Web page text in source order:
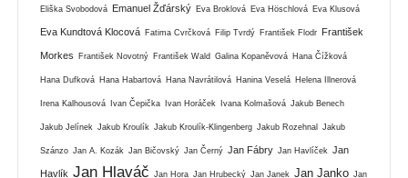
Eliška Svobodová Emanuel Žďárský Eva Broklová Eva Höschlová Eva Klusová
Eva Kundtová Klocová Fatima Cvrčková Filip Tvrdý František Flodr František
Morkes František Novotný František Wald Galina Kopaněvová Hana Čížková
Hana Dufková Hana Habartová Hana Navrátilová Hanina Veselá Helena Illnerová
Irena Kalhousová Ivan Čepička Ivan Horáček Ivana Kolmašová Jakub Benech
Jakub Jelínek Jakub Kroulík Jakub Kroulík-Klingenberg Jakub Rozehnal Jakub
Szánzo Jan A. Kozák Jan Bičovský Jan Černý Jan Fábry Jan Havlíček Jan
Havlík Jan Hlaváč Jan Hora Jan Hrubecký Jan Janek Jan Janko Jan